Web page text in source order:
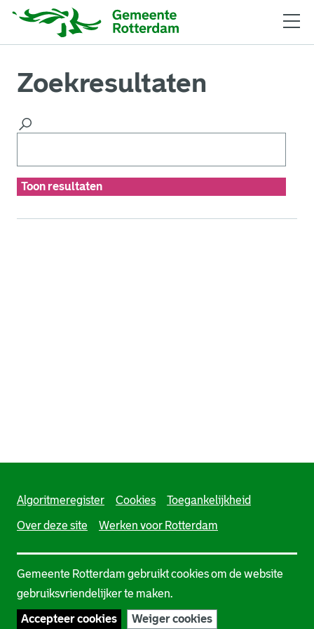
Zoekresultaten
Toon resultaten
Algoritmeregister Cookies Toegankelijkheid
Over deze site Werken voor Rotterdam
Gemeente Rotterdam gebruikt cookies om de website
gebruiksvriendelijker te maken.
Accepteer cookies Weiger cookies